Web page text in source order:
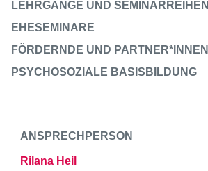
LEHRGÄNGE UND SEMINARREIHEN
EHESEMINARE
FÖRDERNDE UND PARTNER*INNEN
PSYCHOSOZIALE BASISBILDUNG
ANSPRECHPERSON
Rilana Heil